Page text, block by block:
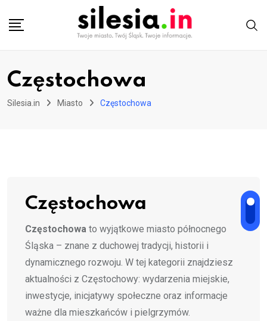
Częstochowa
Silesia.in Miasto Częstochowa
Częstochowa
Częstochowa to wyjątkowe miasto północnego
Śląska – znane z duchowej tradycji, historii i
dynamicznego rozwoju. W tej kategorii znajdziesz
aktualności z Częstochowy: wydarzenia miejskie,
inwestycje, inicjatywy społeczne oraz informacje
ważne dla mieszkańców i pielgrzymów.